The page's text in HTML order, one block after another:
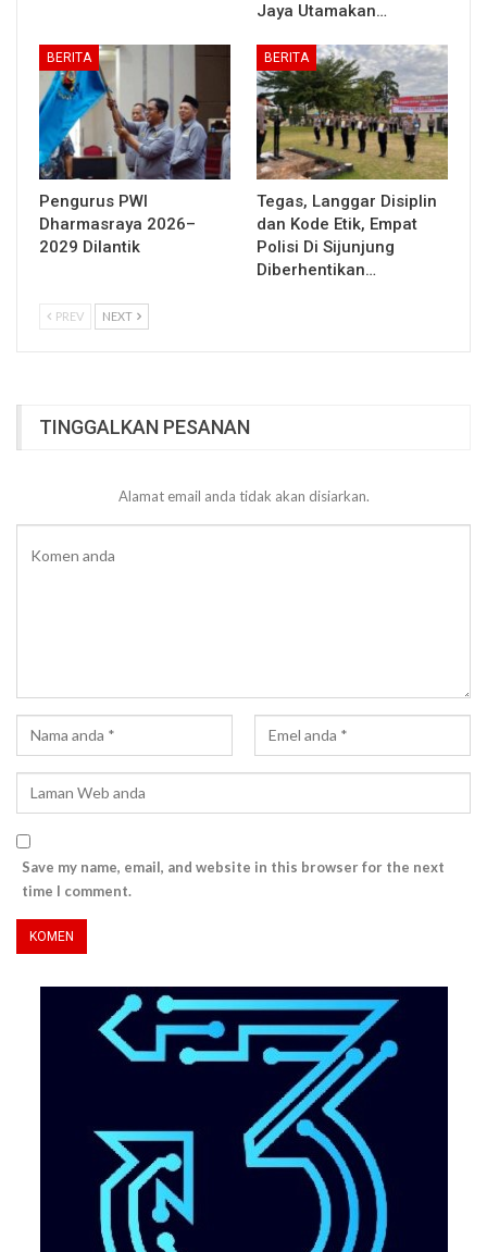
Jaya Utamakan…
BERITA
Pengurus PWI
Dharmasraya 2026–
2029 Dilantik
BERITA
Tegas, Langgar Disiplin
dan Kode Etik, Empat
Polisi Di Sijunjung
Diberhentikan…
PREV NEXT
TINGGALKAN PESANAN
Alamat email anda tidak akan disiarkan.
Save my name, email, and website in this browser for the next
time I comment.